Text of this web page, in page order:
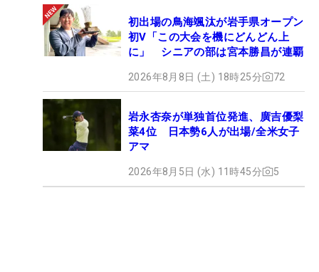
初出場の鳥海颯汰が岩手県オープン
初V「この大会を機にどんどん上
に」 シニアの部は宮本勝昌が連覇
2026年8月8日 (土) 18時25分 72
岩永杏奈が単独首位発進、廣吉優梨
菜4位 日本勢6人が出場/全米女子
アマ
2026年8月5日 (水) 11時45分 5